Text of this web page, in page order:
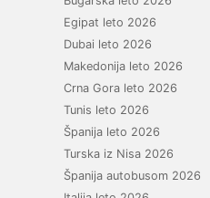
Egipat leto 2026
Dubai leto 2026
Makedonija leto 2026
Crna Gora leto 2026
Tunis leto 2026
Španija leto 2026
Turska iz Nisa 2026
Španija autobusom 2026